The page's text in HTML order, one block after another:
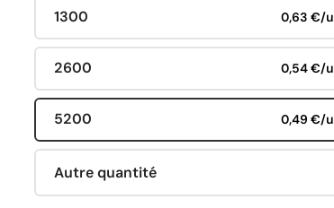
1300 0,63 €/u
2600 0,54 €/u
5200 0,49 €/u
Autre quantité